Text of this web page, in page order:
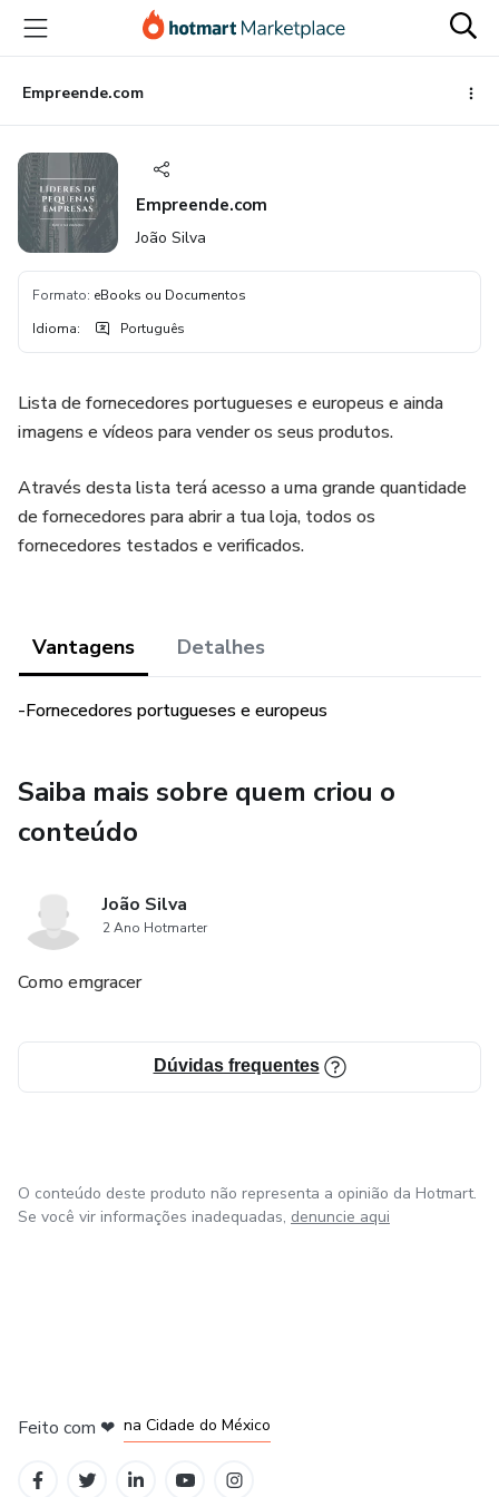
para
conteúdo
principal
para
pagamento
para
rodapé
Empreende.com
Empreende.com
João Silva
Formato: eBooks ou Documentos
Idioma: Português
Lista de fornecedores portugueses e europeus e ainda
imagens e vídeos para vender os seus produtos.
Através desta lista terá acesso a uma grande quantidade
de fornecedores para abrir a tua loja, todos os
fornecedores testados e verificados.
Vantagens Detalhes
-Fornecedores portugueses e europeus
Saiba mais sobre quem criou o
conteúdo
João Silva
2 Ano Hotmarter
Como emgracer
Dúvidas frequentes
O conteúdo deste produto não representa a opinião da Hotmart.
Se você vir informações inadequadas, denuncie aqui
Feito com ❤ na Cidade do México